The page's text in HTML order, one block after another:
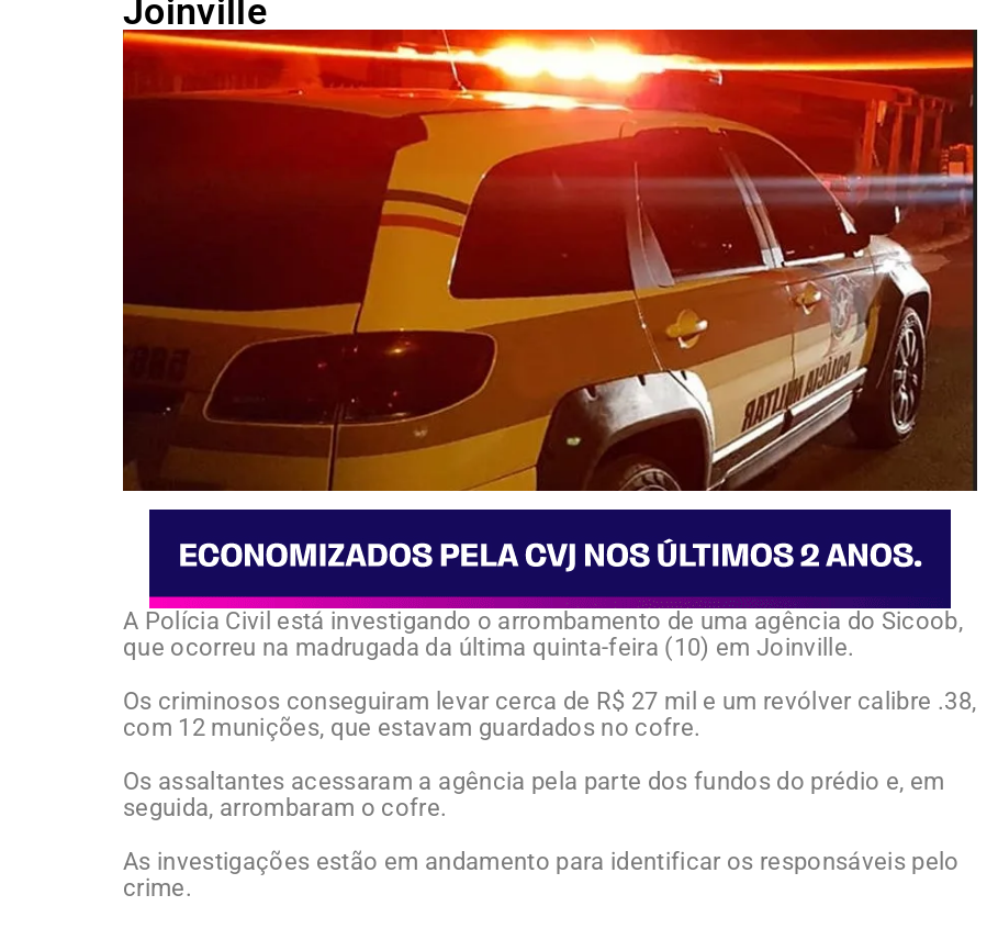
Joinville
A Polícia Civil está investigando o arrombamento de uma agência do Sicoob,
que ocorreu na madrugada da última quinta-feira (10) em Joinville.
Os criminosos conseguiram levar cerca de R$ 27 mil e um revólver calibre .38,
com 12 munições, que estavam guardados no cofre.
Os assaltantes acessaram a agência pela parte dos fundos do prédio e, em
seguida, arrombaram o cofre.
As investigações estão em andamento para identificar os responsáveis pelo
crime.